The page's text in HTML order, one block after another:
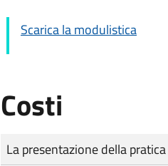
Scarica la modulistica
Costi
Tipo di pagamento
Importo
La presentazione della